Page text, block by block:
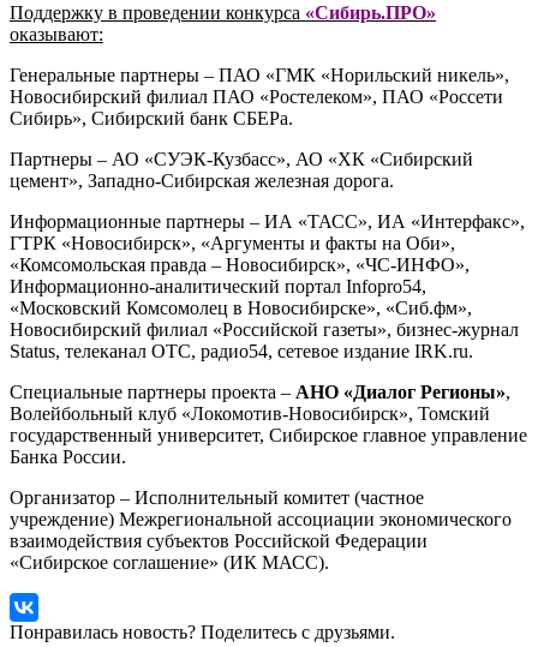
Поддержку в проведении конкурса «Сибирь.ПРО»
оказывают:
Генеральные партнеры – ПАО «ГМК «Норильский никель»,
Новосибирский филиал ПАО «Ростелеком», ПАО «Россети
Сибирь», Сибирский банк СБЕРа.
Партнеры – АО «СУЭК-Кузбасс», АО «ХК «Сибирский
цемент», Западно-Сибирская железная дорога.
Информационные партнеры – ИА «ТАСС», ИА «Интерфакс»,
ГТРК «Новосибирск», «Аргументы и факты на Оби»,
«Комсомольская правда – Новосибирск», «ЧС-ИНФО»,
Информационно-аналитический портал Infopro54,
«Московский Комсомолец в Новосибирске», «Сиб.фм»,
Новосибирский филиал «Российской газеты», бизнес-журнал
Status, телеканал ОТС, радио54, сетевое издание IRK.ru.
Специальные партнеры проекта – АНО «Диалог Регионы»,
Волейбольный клуб «Локомотив-Новосибирск», Томский
государственный университет, Сибирское главное управление
Банка России.
Организатор – Исполнительный комитет (частное
учреждение) Межрегиональной ассоциации экономического
взаимодействия субъектов Российской Федерации
«Сибирское соглашение» (ИК МАСС).
Понравилась новость? Поделитесь с друзьями.